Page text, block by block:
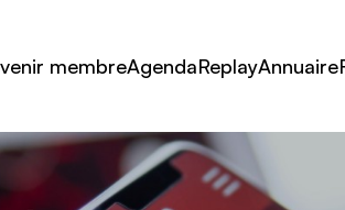
membreAgendaReplayAnnuaire